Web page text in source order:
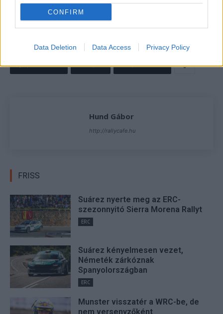
CONFIRM
Data Deletion Data Access Privacy Policy
szereztek.
Facebook X Pinterest
Hund Gábor
http://rallycafe.hu
FRISS
Suárez nyerte meg az ERC-
szezonnyitó Sierra Morena Rallyt
ERC
Suárez kényelmesen vezet,
Németék zárkóznak
Spanyolországban
ERC
Munster visszatér a WRC-be, de
nem versenyzőként